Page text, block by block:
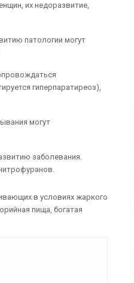
их недоразвитие,
патологии могут
гиперпаратиреоз),
могут
заболевания.
в условиях жаркого
пища, богатая